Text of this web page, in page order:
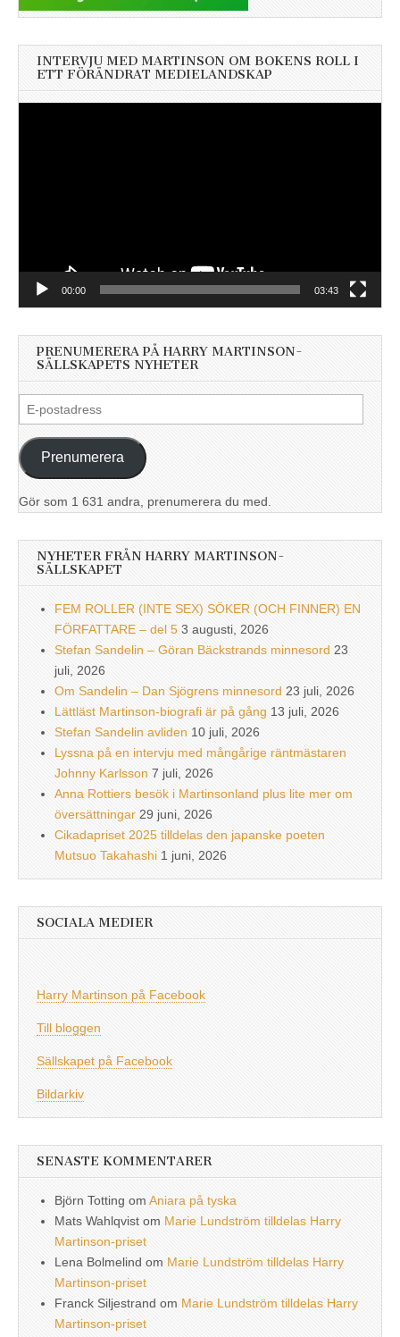
INTERVJU MED MARTINSON OM BOKENS ROLL I
ETT FÖRÄNDRAT MEDIELANDSKAP
00:00 03:43
PRENUMERERA PÅ HARRY MARTINSON-
SÄLLSKAPETS NYHETER
E-
postadress
Prenumerera
Gör som 1 631 andra, prenumerera du med.
NYHETER FRÅN HARRY MARTINSON-
SÄLLSKAPET
FEM ROLLER (INTE SEX) SÖKER (OCH FINNER) EN
FÖRFATTARE – del 5 3 augusti, 2026
Stefan Sandelin – Göran Bäckstrands minnesord 23
juli, 2026
Om Sandelin – Dan Sjögrens minnesord 23 juli, 2026
Lättläst Martinson-biografi är på gång 13 juli, 2026
Stefan Sandelin avliden 10 juli, 2026
Lyssna på en intervju med mångårige räntmästaren
Johnny Karlsson 7 juli, 2026
Anna Rottiers besök i Martinsonland plus lite mer om
översättningar 29 juni, 2026
Cikadapriset 2025 tilldelas den japanske poeten
Mutsuo Takahashi 1 juni, 2026
SOCIALA MEDIER
Harry Martinson på Facebook
Till bloggen
Sällskapet på Facebook
Bildarkiv
SENASTE KOMMENTARER
Björn Totting om Aniara på tyska
Mats Wahlqvist om Marie Lundström tilldelas Harry
Martinson-priset
Lena Bolmelind om Marie Lundström tilldelas Harry
Martinson-priset
Franck Siljestrand om Marie Lundström tilldelas Harry
Martinson-priset